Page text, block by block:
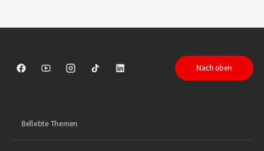
Sparkasse auf Facebook
Sparkasse auf Youtube
Sparkasse auf Instagram
Sparkasse auf TikTok
Sparkasse auf LinkedIn
Nach oben
Beliebte Themen